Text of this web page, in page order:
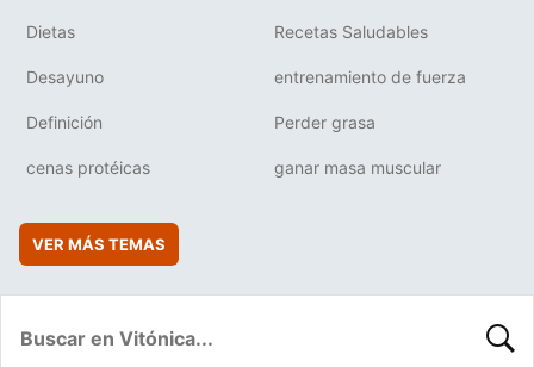
Dietas Recetas Saludables
Desayuno entrenamiento de fuerza
Definición Perder grasa
cenas protéicas ganar masa muscular
VER MÁS TEMAS